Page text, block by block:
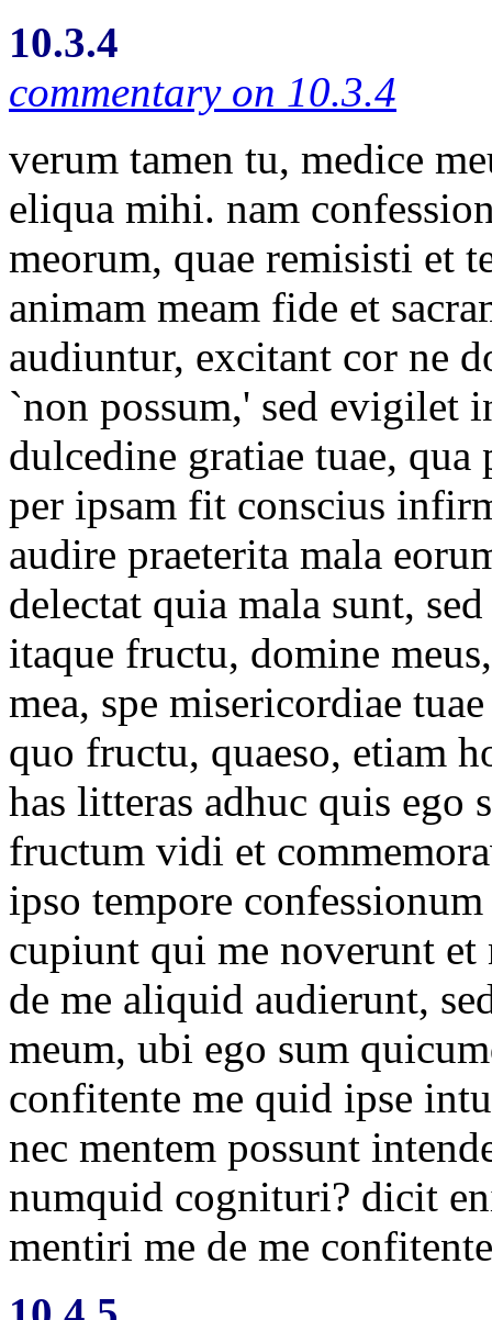
10.3.4
commentary on 10.3.4
verum tamen tu, medice
eliqua mihi. nam
meorum, quae remisisti et
animam meam fide et
audiuntur, excitant cor ne
`non possum,' sed evigilet
dulcedine gratiae tuae,
per ipsam fit conscius
audire praeterita mala
delectat quia mala sunt,
itaque fructu, domine
mea, spe misericordiae
quo fructu, quaeso, etiam
has litteras adhuc quis
fructum vidi et
ipso tempore
cupiunt qui me noverunt
de me aliquid audierunt,
meum, ubi ego sum
confitente me quid ipse
nec mentem possunt
numquid cognituri? dicit
mentiri me de me